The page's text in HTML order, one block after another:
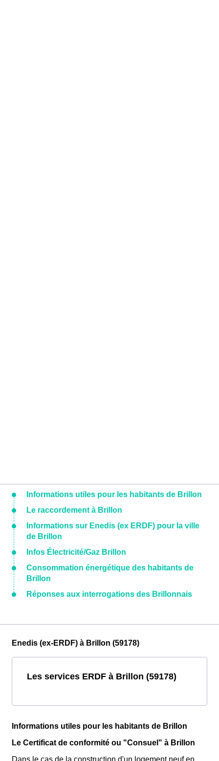
Informations utiles pour les habitants de Brillon
Le raccordement à Brillon
Informations sur Enedis (ex ERDF) pour la ville
de Brillon
Infos Électricité/Gaz Brillon
Consommation énergétique des habitants de
Brillon
Réponses aux interrogations des Brillonnais
Enedis (ex-ERDF) à Brillon (59178)
Les services ERDF à Brillon (59178)
Informations utiles pour les habitants de Brillon
Le Certificat de conformité ou "Consuel" à Brillon